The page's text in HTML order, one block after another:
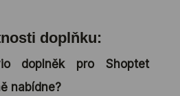
doplňku:
doplněk pro Shoptet
nabídne?